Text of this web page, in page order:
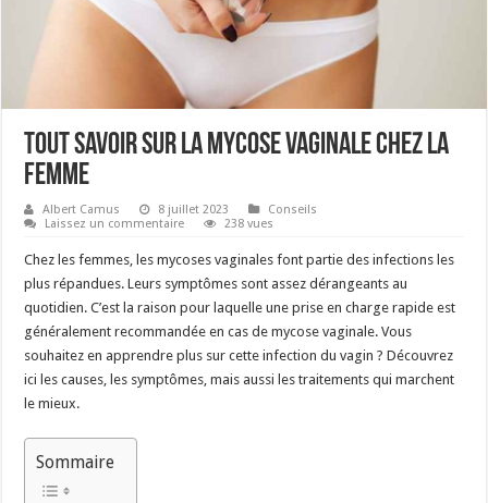
Tout savoir sur la mycose vaginale chez la
femme
Albert Camus 8 juillet 2023
Conseils
Laissez un commentaire
238 vues
Chez les femmes, les mycoses vaginales font partie des infections les
plus répandues. Leurs symptômes sont assez dérangeants au
quotidien. C’est la raison pour laquelle une prise en charge rapide est
généralement recommandée en cas de mycose vaginale. Vous
souhaitez en apprendre plus sur cette infection du vagin ? Découvrez
ici les causes, les symptômes, mais aussi les traitements qui marchent
le mieux.
Sommaire